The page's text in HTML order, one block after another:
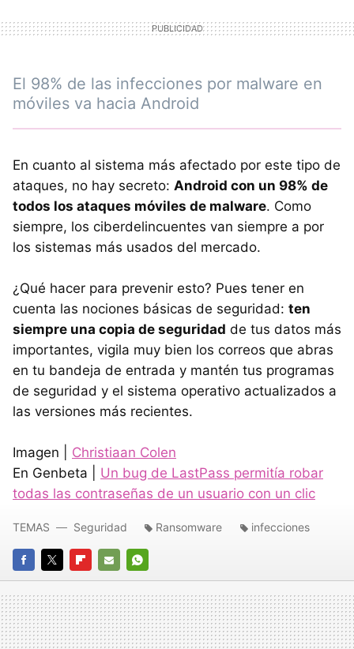
El 98% de las infecciones por malware en
móviles va hacia Android
En cuanto al sistema más afectado por este tipo de
ataques, no hay secreto: Android con un 98% de
todos los ataques móviles de malware. Como
siempre, los ciberdelincuentes van siempre a por
los sistemas más usados del mercado.
¿Qué hacer para prevenir esto? Pues tener en
cuenta las nociones básicas de seguridad: ten
siempre una copia de seguridad de tus datos más
importantes, vigila muy bien los correos que abras
en tu bandeja de entrada y mantén tus programas
de seguridad y el sistema operativo actualizados a
las versiones más recientes.
Imagen | Christiaan Colen
En Genbeta | Un bug de LastPass permitía robar
todas las contraseñas de un usuario con un clic
FACEBOOK
TWITTERFLIPBOARD
E-
MAIL
WHATSAPP
TEMAS Seguridad Ransomware infecciones